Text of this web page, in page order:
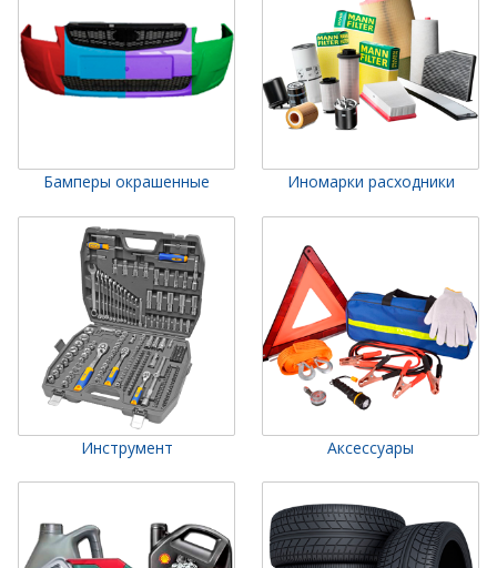
Бамперы окрашенные Иномарки расходники
Инструмент Аксессуары